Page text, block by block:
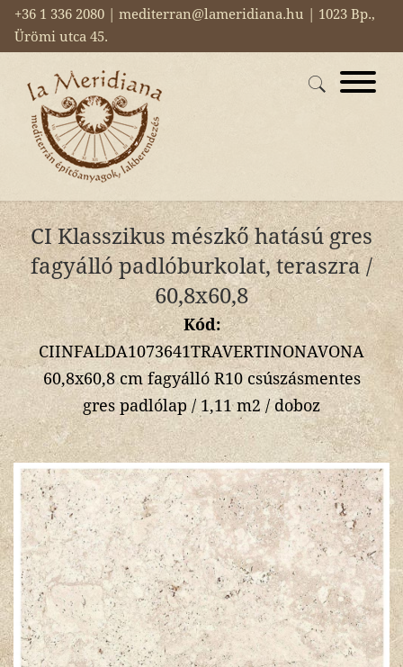
+36 1 336 2080 | mediterran@lameridiana.hu | 1023 Bp.,
Ürömi utca 45.
CI Klasszikus mészkő hatású gres
fagyálló padlóburkolat, teraszra /
60,8x60,8
Kód:
CIINFALDA1073641TRAVERTINONAVONA
60,8x60,8 cm fagyálló R10 csúszásmentes
gres padlólap / 1,11 m2 / doboz